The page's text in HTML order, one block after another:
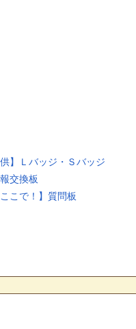
】Ｌバッジ・Ｓバッジ
交換板
こで！】質問板